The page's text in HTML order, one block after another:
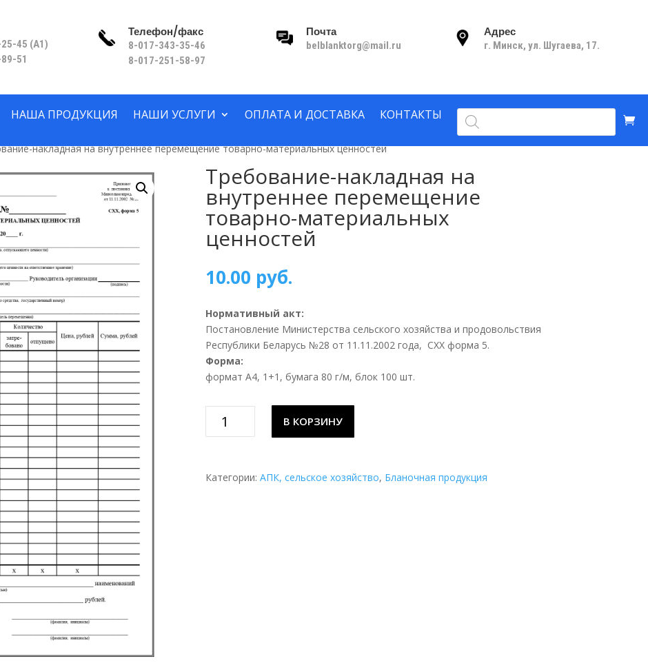
45 (A1)
51
Телефон/факс
8-017-343-35-46
8-017-251-58-97
Почта
belblanktorg@mail.ru
Адрес
г. Минск, ул. Шугаева, 17.
НАША ПРОДУКЦИЯ НАШИ УСЛУГИ ОПЛАТА И ДОСТАВКА КОНТАКТЫ Поиск
товаров
накладная на внутреннее перемещение товарно-материальных ценностей
Требование-накладная на
внутреннее перемещение
товарно-материальных
ценностей
10.00 руб.
Нормативный акт:
Постановление Министерства сельского хозяйства и продовольствия
Республики Беларусь №28 от 11.11.2002 года, СХХ форма 5.
Форма:
формат А4, 1+1, бумага 80 г/м, блок 100 шт.
товара
на
В КОРЗИНУ
Категории: АПК, сельское хозяйство, Бланочная продукция